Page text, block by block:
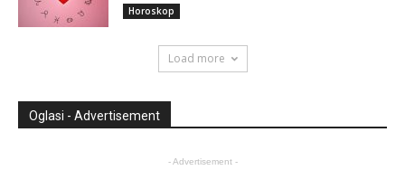
Horoskop
Load more
Oglasi - Advertisement
- Advertisement -